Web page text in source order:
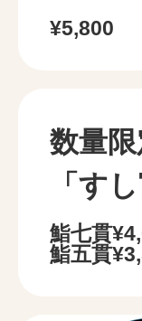
¥5,800
数量
「す
鮨七貫
鮨五貫